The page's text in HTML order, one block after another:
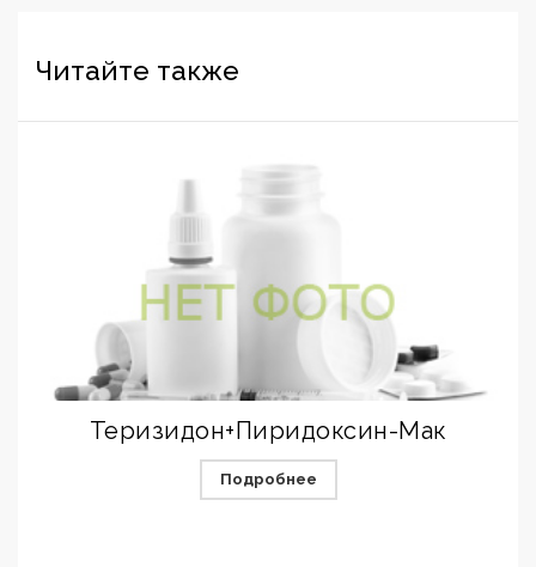
Читайте также
Теризидон+Пиридоксин-Мак
Подробнее